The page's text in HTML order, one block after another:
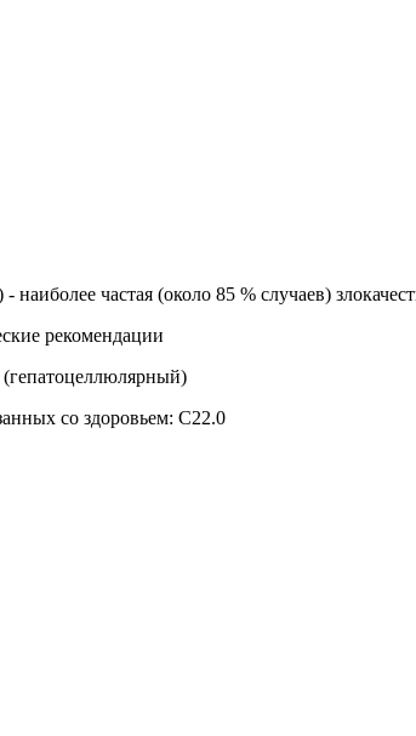
частая (около 85 % случаев)
рекомендации
со здоровьем: С22.0